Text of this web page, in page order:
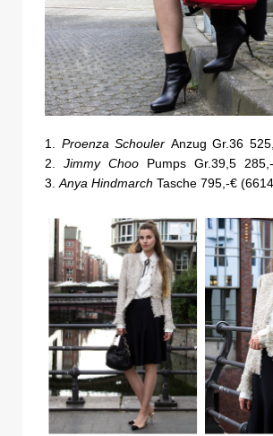
1. Proenza Schouler Anzug Gr.36
2. Jimmy Choo Pumps Gr.39,5
3.Anya Hindmarch Tasche 795,-€